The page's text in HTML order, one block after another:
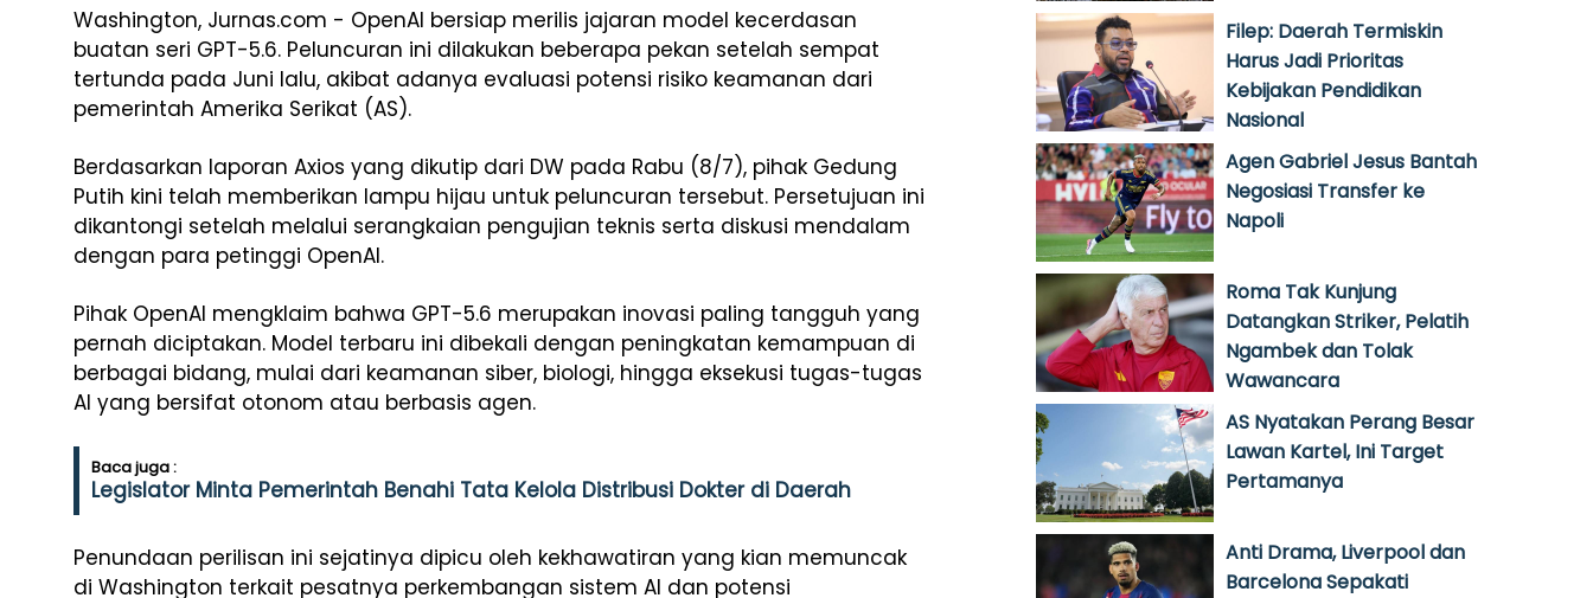
Washington, Jurnas.com - OpenAI bersiap merilis jajaran model kecerdasan
buatan seri GPT-5.6. Peluncuran ini dilakukan beberapa pekan setelah sempat
tertunda pada Juni lalu, akibat adanya evaluasi potensi risiko keamanan dari
pemerintah Amerika Serikat (AS).
Berdasarkan laporan Axios yang dikutip dari DW pada Rabu (8/7), pihak Gedung
Putih kini telah memberikan lampu hijau untuk peluncuran tersebut. Persetujuan ini
dikantongi setelah melalui serangkaian pengujian teknis serta diskusi mendalam
dengan para petinggi OpenAI.
Pihak OpenAI mengklaim bahwa GPT-5.6 merupakan inovasi paling tangguh yang
pernah diciptakan. Model terbaru ini dibekali dengan peningkatan kemampuan di
berbagai bidang, mulai dari keamanan siber, biologi, hingga eksekusi tugas-tugas
AI yang bersifat otonom atau berbasis agen.
Baca juga :
Legislator Minta Pemerintah Benahi Tata Kelola Distribusi Dokter di Daerah
Penundaan perilisan ini sejatinya dipicu oleh kekhawatiran yang kian memuncak
di Washington terkait pesatnya perkembangan sistem AI dan potensi
Filep: Daerah Termiskin
Harus Jadi Prioritas
Kebijakan Pendidikan
Nasional
Agen Gabriel Jesus Bantah
Negosiasi Transfer ke
Napoli
Roma Tak Kunjung
Datangkan Striker, Pelatih
Ngambek dan Tolak
Wawancara
AS Nyatakan Perang Besar
Lawan Kartel, Ini Target
Pertamanya
Anti Drama, Liverpool dan
Barcelona Sepakati